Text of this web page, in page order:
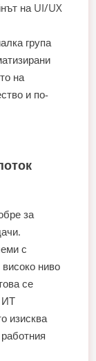
на UI/UX
група
на
и по-
за
с
ниво
се
ИТ
изисква